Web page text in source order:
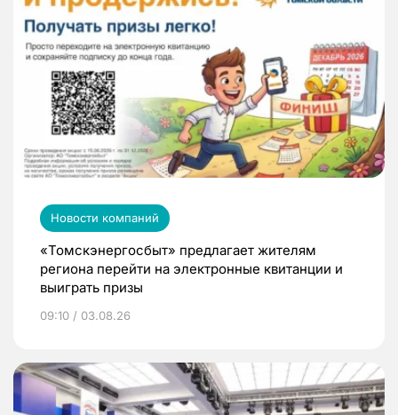
Новости компаний
«Томскэнергосбыт» предлагает жителям
региона перейти на электронные квитанции и
выиграть призы
09:10 / 03.08.26